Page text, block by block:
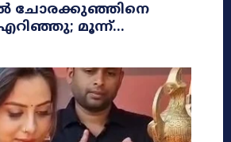
ചോരക്കുഞ്ഞിനെ
എറിഞ്ഞു; മൂന്ന്...